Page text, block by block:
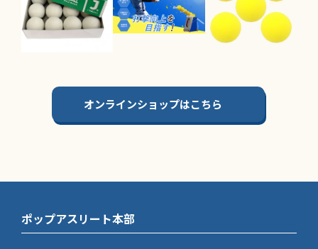
オンラインショップはこちら
ポップアスリート本部